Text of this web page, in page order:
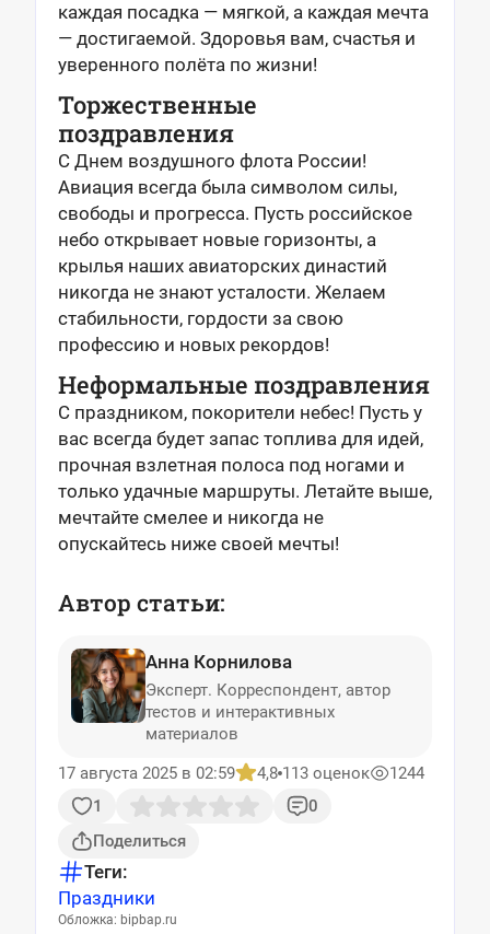
каждая посадка — мягкой, а каждая мечта
— достигаемой. Здоровья вам, счастья и
уверенного полёта по жизни!
Торжественные
поздравления
С Днем воздушного флота России!
Авиация всегда была символом силы,
свободы и прогресса. Пусть российское
небо открывает новые горизонты, а
крылья наших авиаторских династий
никогда не знают усталости. Желаем
стабильности, гордости за свою
профессию и новых рекордов!
Неформальные поздравления
С праздником, покорители небес! Пусть у
вас всегда будет запас топлива для идей,
прочная взлетная полоса под ногами и
только удачные маршруты. Летайте выше,
мечтайте смелее и никогда не
опускайтесь ниже своей мечты!
Автор статьи:
Анна Корнилова
Эксперт. Корреспондент, автор
тестов и интерактивных
материалов
17 августа 2025 в 02:59
4,8 113 оценок
1244
1
0
Поделиться
Теги:
Праздники
Обложка: bipbap.ru